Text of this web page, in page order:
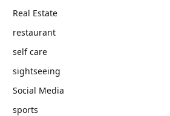
Real Estate
restaurant
self care
sightseeing
Social Media
sports